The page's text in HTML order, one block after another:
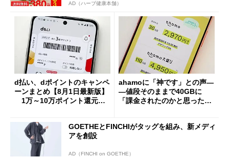
AD（ハーブ健康本舗）
d払い、dポイントのキャンペ
ーンまとめ【8月1日最新版】
1万～10万ポイント還元の
ahamoに「神です」との声―
―値段そのままで40GBに
「課金されたのかと思った」
GOETHEとFINCHIがタッグを組み、新メディ
アを創設
AD（FINCHI on GOETHE）